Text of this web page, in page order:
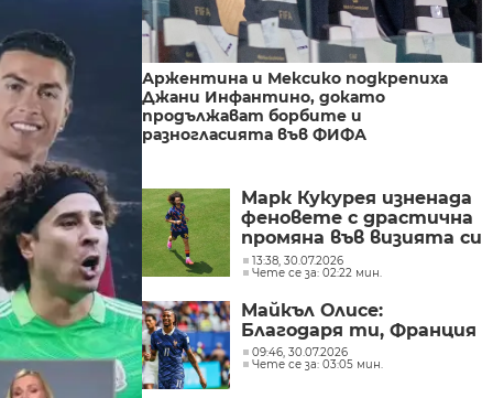
Аржентина и Мексико подкрепиха
Джани Инфантино, докато
продължават борбите и
разногласията във ФИФА
Марк Кукурея изненада
феновете с драстична
промяна във визията си
(ВИДЕО)
13:38, 30.07.2026
Чете се за: 02:22 мин.
Майкъл Олисе:
Благодаря ти, Франция
09:46, 30.07.2026
Чете се за: 03:05 мин.